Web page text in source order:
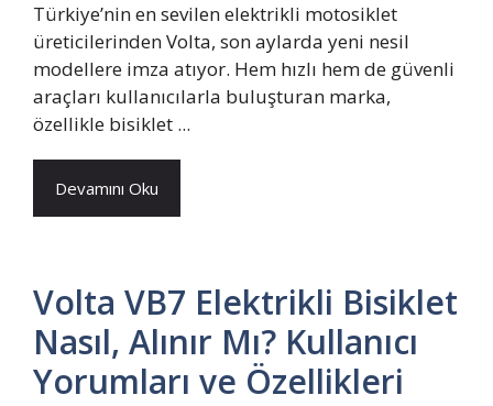
Türkiye’nin en sevilen elektrikli motosiklet
üreticilerinden Volta, son aylarda yeni nesil
modellere imza atıyor. Hem hızlı hem de güvenli
araçları kullanıcılarla buluşturan marka,
özellikle bisiklet ...
Devamını Oku
Volta VB7 Elektrikli Bisiklet
Nasıl, Alınır Mı? Kullanıcı
Yorumları ve Özellikleri